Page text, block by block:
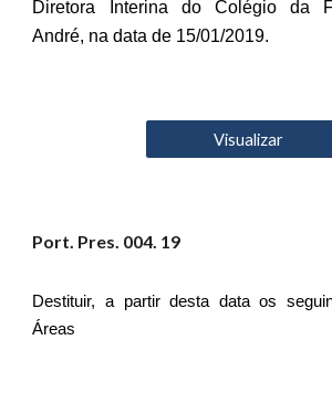
Diretora Interina do Colégio da
André, na data de 15/01/2019.
Visualizar
Port. Pres. 004. 19
Destituir, a partir desta data os
Áreas